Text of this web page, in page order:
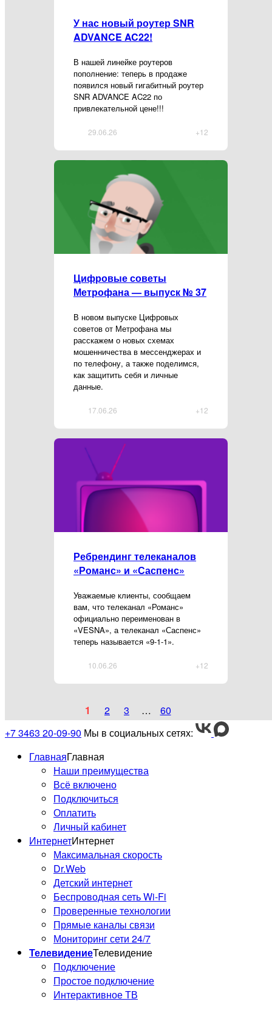
У нас новый роутер SNR
ADVANCE AC22!
В нашей линейке роутеров
пополнение: теперь в продаже
появился новый гигабитный роутер
SNR ADVANCE AC22 по
привлекательной цене!!!
+12
29.06.26
Цифровые советы
Метрофана — выпуск № 37
В новом выпуске Цифровых
советов от Метрофана мы
расскажем о новых схемах
мошенничества в мессенджерах и
по телефону, а также поделимся,
как защитить себя и личные
данные.
+12
17.06.26
Ребрендинг телеканалов
«Романс» и «Саспенс»
Уважаемые клиенты, сообщаем
вам, что телеканал «Романс»
официально переименован в
«VESNA», а телеканал «Саспенс»
теперь называется «9-1-1».
+12
10.06.26
1 2 3 …
60
+7 3463 20-09-90 Мы в социальных сетях:
ГлавнаяГлавная
Наши преимущества
Всё включено
Подключиться
Оплатить
Личный кабинет
ИнтернетИнтернет
Максимальная скорость
Dr.Web
Детский интернет
Беспроводная сеть Wi-Fi
Проверенные технологии
Прямые каналы связи
Мониторинг сети 24/7
ТелевидениеТелевидение
Подключение
Простое подключение
Интерактивное ТВ